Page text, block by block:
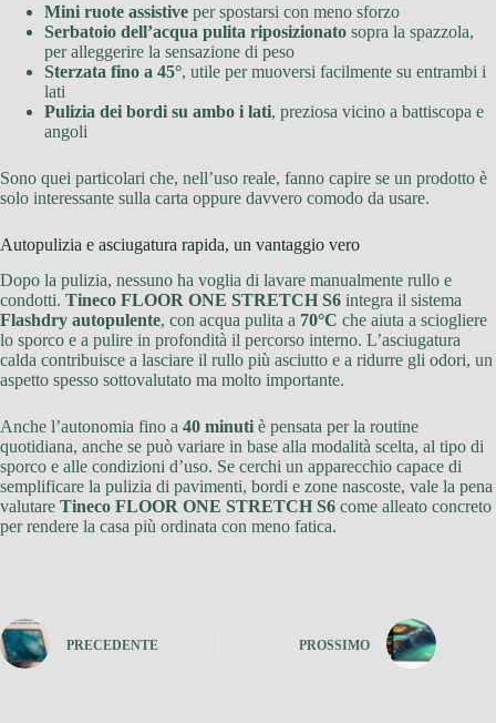
Mini ruote assistive per spostarsi con meno sforzo
Serbatoio dell’acqua pulita riposizionato sopra la spazzola,
per alleggerire la sensazione di peso
Sterzata fino a 45°, utile per muoversi facilmente su entrambi i
lati
Pulizia dei bordi su ambo i lati, preziosa vicino a battiscopa e
angoli
Sono quei particolari che, nell’uso reale, fanno capire se un prodotto è
solo interessante sulla carta oppure davvero comodo da usare.
Autopulizia e asciugatura rapida, un vantaggio vero
Dopo la pulizia, nessuno ha voglia di lavare manualmente rullo e
condotti. Tineco FLOOR ONE STRETCH S6 integra il sistema
Flashdry autopulente, con acqua pulita a 70°C che aiuta a sciogliere
lo sporco e a pulire in profondità il percorso interno. L’asciugatura
calda contribuisce a lasciare il rullo più asciutto e a ridurre gli odori, un
aspetto spesso sottovalutato ma molto importante.
Anche l’autonomia fino a 40 minuti è pensata per la routine
quotidiana, anche se può variare in base alla modalità scelta, al tipo di
sporco e alle condizioni d’uso. Se cerchi un apparecchio capace di
semplificare la pulizia di pavimenti, bordi e zone nascoste, vale la pena
valutare Tineco FLOOR ONE STRETCH S6 come alleato concreto
per rendere la casa più ordinata con meno fatica.
PRECEDENTE PROSSIMO